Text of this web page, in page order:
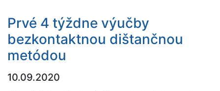
Prvé 4 týždne výučby
bezkontaktnou dištančnou
metódou
10.09.2020